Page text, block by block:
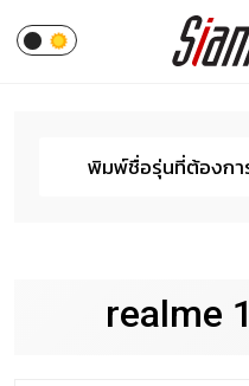
realme